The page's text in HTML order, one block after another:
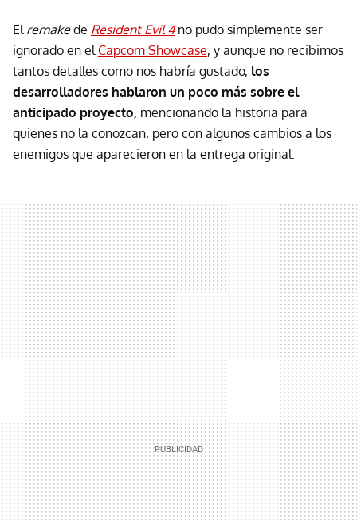
El remakede Resident Evil 4no pudo simplemente ser
ignorado en el Capcom Showcase, y aunque no recibimos
tantos detalles como nos habría gustado, los
desarrolladores hablaron un poco más sobre el
anticipado proyecto, mencionando la historia para
quienes no la conozcan, pero con algunos cambios a los
enemigos que aparecieron en la entrega original.